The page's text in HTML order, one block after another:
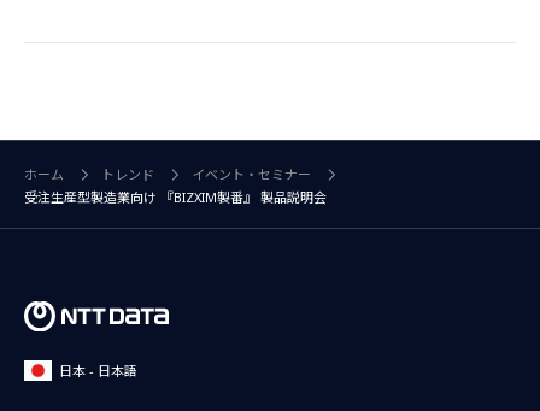
ホーム トレンド
イベント・セミナー
受注生産型製造業向け 『BIZXIM製番』 製品説明会
日本 - 日本語